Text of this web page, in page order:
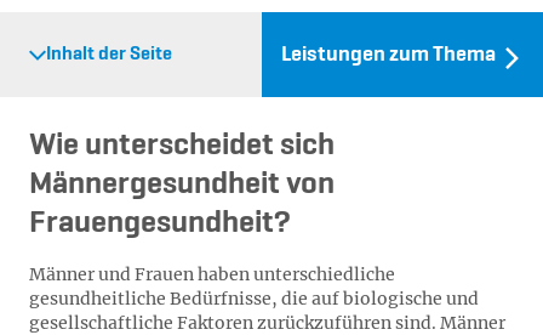
Inhalt der Seite Leistungen zum Thema
Wie unterscheidet sich
Männergesundheit von
Frauengesundheit?
Männer und Frauen haben unterschiedliche
gesundheitliche Bedürfnisse, die auf biologische und
gesellschaftliche Faktoren zurückzuführen sind. Männer